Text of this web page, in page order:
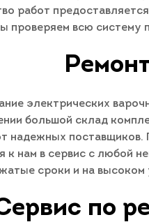
работ
проверяем всю систему
электрических
большой склад
надежных поставщиков.
к нам в сервис с любой
сроки и на высоком
по